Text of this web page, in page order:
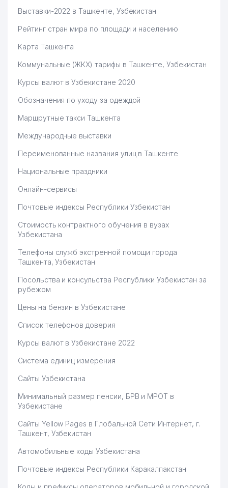
Выставки-2022 в Ташкенте, Узбекистан
Рейтинг стран мира по площади и населению
Карта Ташкента
Коммунальные (ЖКХ) тарифы в Ташкенте, Узбекистан
Курсы валют в Узбекистане 2020
Обозначения по уходу за одеждой
Маршрутные такси Ташкента
Международные выставки
Переименованные названия улиц в Ташкенте
Национальные праздники
Онлайн-сервисы
Почтовые индексы Республики Узбекистан
Стоимость контрактного обучения в вузах
Узбекистана
Телефоны служб экстренной помощи города
Ташкента, Узбекистан
Посольства и консульства Республики Узбекистан за
рубежом
Цены на бензин в Узбекистане
Список телефонов доверия
Курсы валют в Узбекистане 2022
Система единиц измерения
Сайты Узбекистана
Минимальный размер пенсии, БРВ и МРОТ в
Узбекистане
Сайты Yellow Pages в Глобальной Сети Интернет, г.
Ташкент, Узбекистан
Автомобильные коды Узбекистана
Почтовые индексы Республики Каракалпакстан